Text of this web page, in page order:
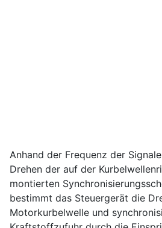
Anhand der Frequenz der
Drehen der auf der
montierten
bestimmt das Steuergerät die
Motorkurbelwelle und